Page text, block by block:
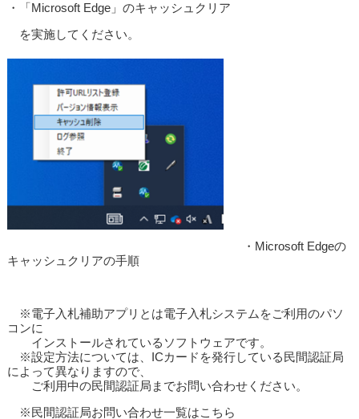
・「Microsoft Edge」のキャッシュクリア
を実施してください。
・Microsoft Edgeの
キャッシュクリアの手順
※電子入札補助アプリとは電子入札システムをご利用のパソ
コンに
インストールされているソフトウェアです。
※設定方法については、ICカードを発行している民間認証局
によって異なりますので、
ご利用中の民間認証局までお問い合わせください。
※民間認証局お問い合わせ一覧はこちら